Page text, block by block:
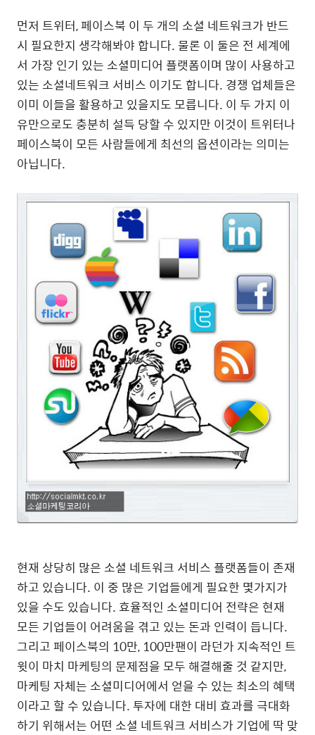
먼저 트위터, 페이스북 이 두 개의 소셜 네트워크가 반드
시 필요한지 생각해봐야 합니다. 물론 이 둘은 전 세계에
서 가장 인기 있는 소셜미디어 플랫폼이며 많이 사용하고
있는 소셜네트워크 서비스 이기도 합니다. 경쟁 업체들은
이미 이들을 활용하고 있을지도 모릅니다. 이 두 가지 이
유만으로도 충분히 설득 당할 수 있지만 이것이 트위터나
페이스북이 모든 사람들에게 최선의 옵션이라는 의미는
아닙니다.
현재 상당히 많은 소셜 네트워크 서비스 플랫폼들이 존재
하고 있습니다. 이 중 많은 기업들에게 필요한 몇가지가
있을 수도 있습니다. 효율적인 소셜미디어 전략은 현재
모든 기업들이 어려움을 겪고 있는 돈과 인력이 듭니다.
그리고 페이스북의 10만, 100만팬이 라던가 지속적인 트
윗이 마치 마케팅의 문제점을 모두 해결해줄 것 같지만,
마케팅 자체는 소셜미디어에서 얻을 수 있는 최소의 혜택
이라고 할 수 있습니다. 투자에 대한 대비 효과를 극대화
하기 위해서는 어떤 소셜 네트워크 서비스가 기업에 딱 맞